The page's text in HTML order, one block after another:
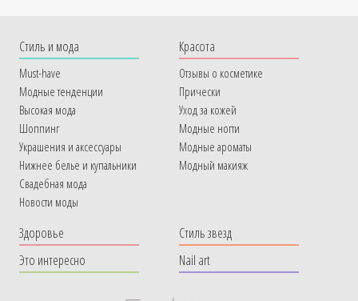
Cтиль и мода
Must-have
Модные тенденции
Высокая мода
Шоппинг
Украшения и аксессуары
Нижнее белье и купальники
Свадебная мода
Новости моды
Красота
Отзывы о косметике
Прически
Уход за кожей
Модные ногти
Модные ароматы
Модный макияж
Здоровье
Это интересно
Стиль звезд
Nail art